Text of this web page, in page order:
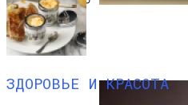
ЗДОРОВЬЕ И КРАСОТА